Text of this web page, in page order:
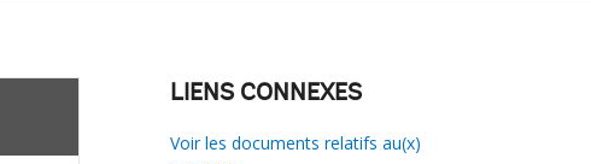
LIENS CONNEXES
Voir les documents relatifs au(x)